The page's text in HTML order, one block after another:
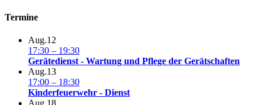
Termine
Aug.12
17:30 – 19:30
Gerätedienst - Wartung und Pflege der Gerätschaften
Aug.13
17:00 – 18:30
Kinderfeuerwehr - Dienst
Aug. 18